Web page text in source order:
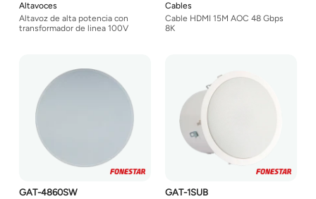
Altavoces
Altavoz de alta potencia con
transformador de linea 100V
Cables
Cable HDMI 15M AOC 48 Gbps
8K
GAT-4860SW GAT-1SUB